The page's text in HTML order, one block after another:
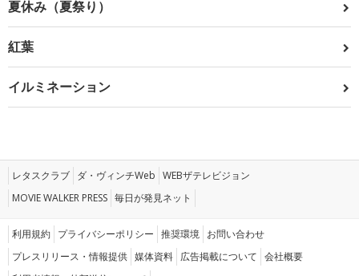
夏休み（夏祭り）
紅葉
イルミネーション
レタスクラブ ダ・ヴィンチWeb WEBザテレビジョン
MOVIE WALKER PRESS 毎日が発見ネット
利用規約 プライバシーポリシー 推奨環境 お問い合わせ
プレスリリース・情報提供 媒体資料 広告掲載について 会社概要